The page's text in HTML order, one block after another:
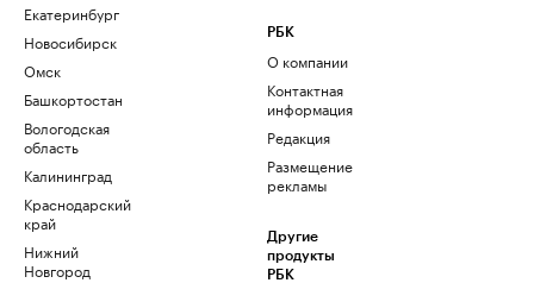
Екатеринбург
Новосибирск
Омск
Башкортостан
Вологодская
область
Калининград
Краснодарский
край
Нижний
Новгород
РБК
О компании
Контактная
информация
Редакция
Размещение
рекламы
Другие
продукты
РБК